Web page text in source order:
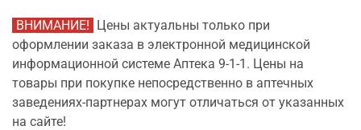
ВНИМАНИЕ! Цены актуальны только при
оформлении заказа в электронной медицинской
информационной системе Аптека 9-1-1. Цены на
товары при покупке непосредственно в аптечных
заведениях-партнерах могут отличаться от указанных
на сайте!